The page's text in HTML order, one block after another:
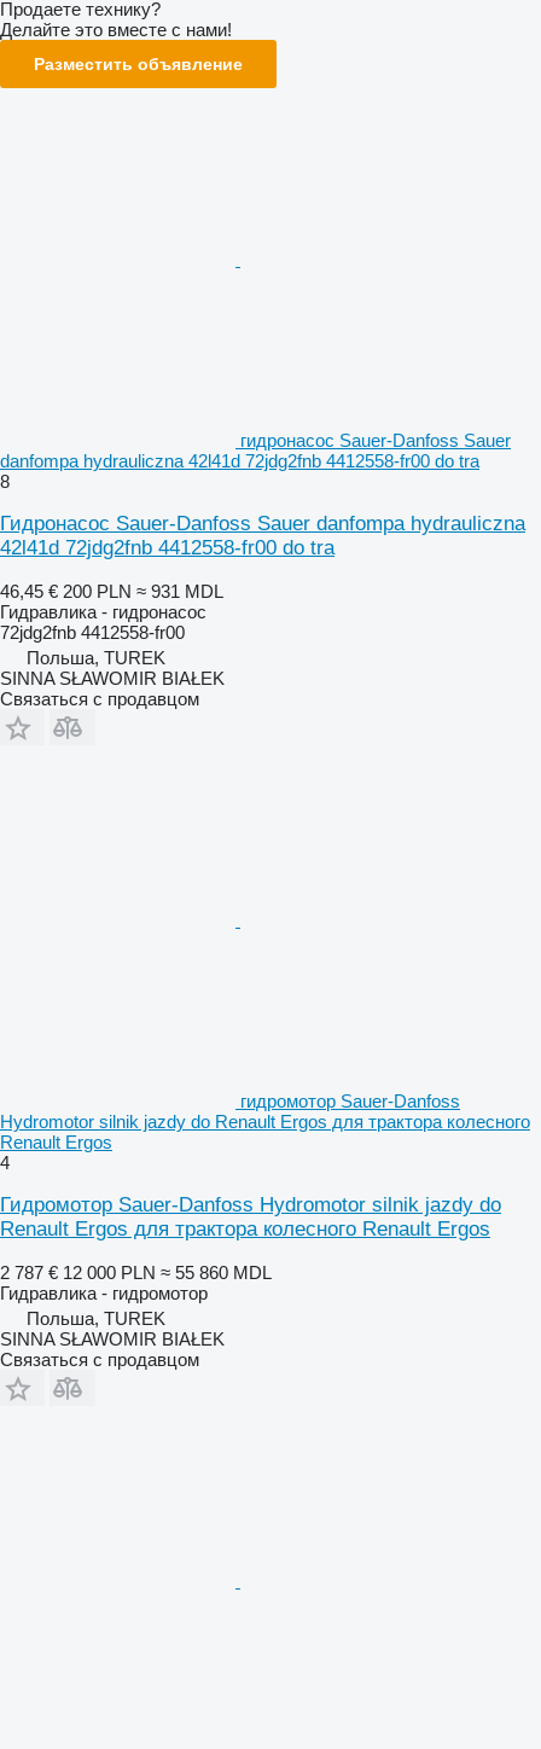
Продаете технику?
Делайте это вместе с нами!
Разместить объявление
гидронасос Sauer-Danfoss Sauer
danfompa hydrauliczna 42l41d 72jdg2fnb 4412558-fr00 do tra
8
Гидронасос Sauer-Danfoss Sauer danfompa hydrauliczna
42l41d 72jdg2fnb 4412558-fr00 do tra
46,45 € 200 PLN ≈ 931 MDL
Гидравлика - гидронасос
72jdg2fnb 4412558-fr00
Польша, TUREK
SINNA SŁAWOMIR BIAŁEK
Связаться с продавцом
гидромотор Sauer-Danfoss
Hydromotor silnik jazdy do Renault Ergos для трактора колесного
Renault Ergos
4
Гидромотор Sauer-Danfoss Hydromotor silnik jazdy do
Renault Ergos для трактора колесного Renault Ergos
2 787 € 12 000 PLN ≈ 55 860 MDL
Гидравлика - гидромотор
Польша, TUREK
SINNA SŁAWOMIR BIAŁEK
Связаться с продавцом